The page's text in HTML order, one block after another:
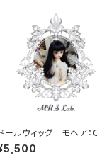
ールウィッグ モヘア：
ワンカール ブラッ
8-9 inch